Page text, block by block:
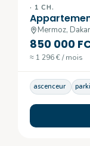
· 1 CH.
Mermoz, Dakar
850 000
≈ 1 296 € / mois
ascenceur